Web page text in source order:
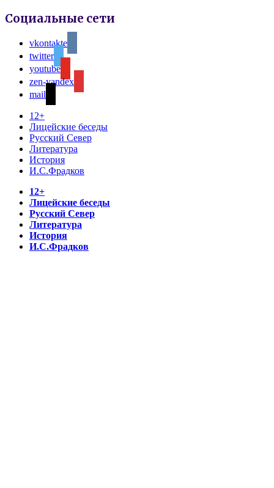
Социальные сети
vkontakte
twitter
youtube
zen-yandex
mail
12+
Лицейские беседы
Русский Север
Литература
История
И.С.Фрадков
12+
Лицейские беседы
Русский Север
Литература
История
И.С.Фрадков